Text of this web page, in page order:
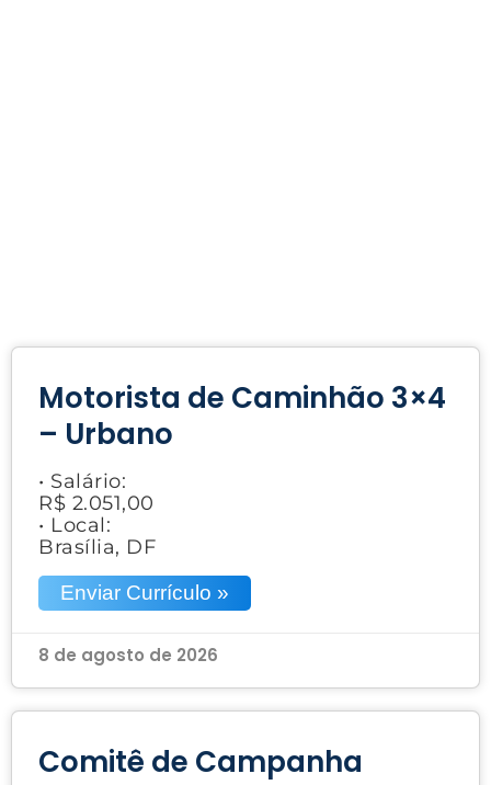
Motorista de Caminhão 3×4
– Urbano
• Salário:
R$ 2.051,00
• Local:
Brasília, DF
Enviar Currículo »
8 de agosto de 2026
Comitê de Campanha